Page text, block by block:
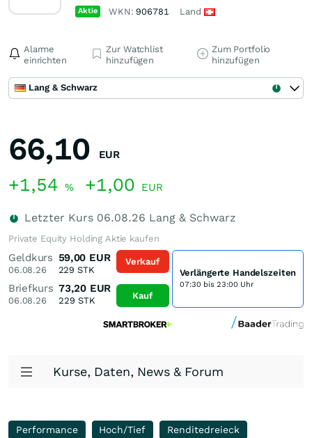
Aktie WKN:906781 Land
Alarme
einrichten
Zur Watchlist
hinzufügen
Zum Portfolio
hinzufügen
Lang & Schwarz
66,10 EUR
+1,54 % +1,00 EUR
Letzter Kurs 06.08.26 Lang & Schwarz
Private Equity Holding Aktie kaufen
Geldkurs
06.08.26
59,00 EUR
229 STK
Briefkurs
06.08.26
73,20 EUR
229 STK
Verkauf
Kauf
Verlängerte Handelszeiten
07:30 bis 23:00 Uhr
Kurse, Daten, News & Forum
Performance Hoch/Tief
Renditedreieck